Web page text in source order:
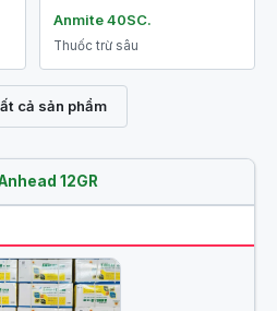
Anmite 40SC.
Thuốc trừ sâu
cả sản phẩm
12GR